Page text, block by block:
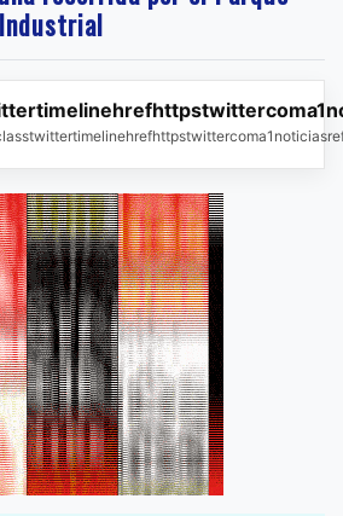
Industrial